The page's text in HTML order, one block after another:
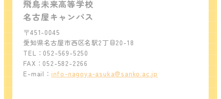
飛鳥未来高等学校
名古屋キャンパス
〒451-0045
愛知県名古屋市西区名駅2丁目20-18
TEL：052-569-5250
FAX：052-582-2266
E-mail： info-nagoya-asuka@sanko.ac.jp